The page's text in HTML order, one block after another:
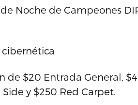
Noche de Campeones
de $20 Entrada General,
Side y $250 Red Carpet.